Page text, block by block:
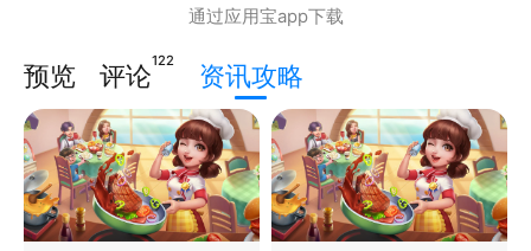
通过应用宝app下载
预览 评论122 资讯攻略